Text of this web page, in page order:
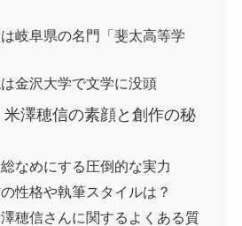
岐阜県の名門「斐太高等学
金沢大学で文学に没頭
澤穂信の素顔と創作の秘
なめにする圧倒的な実力
性格や執筆スタイルは？
穂信さんに関するよくある質